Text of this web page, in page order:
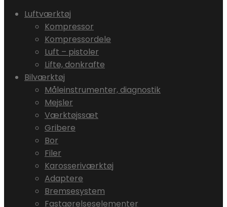
Luftværktøj
Kompressor
Kompressordele
Luft – pistoler
Lifte, donkrafte
Bilværktøj
Måleinstrumenter, diagnostik
Mejsler
Værktøjssæt
Gribere
Bor
Filer
Karosseriværktøj
Adaptere
Bremsesystem
Fastgørelseselementer